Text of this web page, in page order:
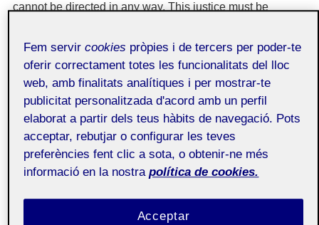
cannot be directed in any way. This justice must be
merits. This is how you can generate profits, which you
will never be able to ascertain whether or not they have
been maximized, but which are satisfactory, thereby
achieving the ultimate goal of eudaimonia. This would
align what Aristotle said with what Adam Smith proposed.
management;leadership;governance;justice;
practical wisdom;shareholder-value;
good health and well-being;
decent work and economic growth;
Fem servircookies pròpies i de tercers per poder-te
oferir correctament totes les funcionalitats del lloc
web, amb finalitats analítiques i per mostrar-te
publicitat personalitzada d'acord amb un perfil
elaborat a partir dels teus hàbits de navegació. Pots
acceptar, rebutjar o configurar les teves
preferències fent clic a sota, o obtenir-ne més
informació en la nostra política de cookies.
Acceptar